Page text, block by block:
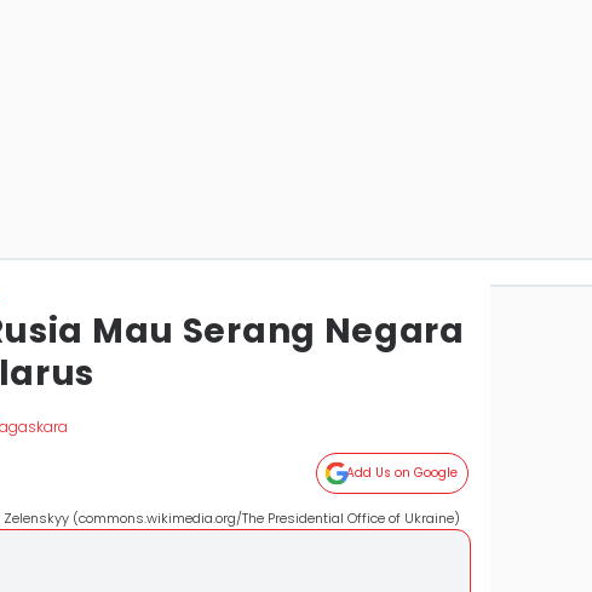
Mau Serang Negara
Add Us on Google
(commons.wikimedia.org/The Presidential Office of Ukraine)